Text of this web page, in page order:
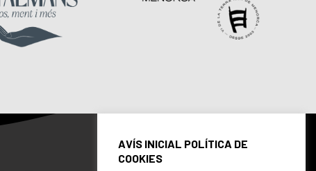
AVÍS INICIAL POLÍTICA DE
COOKIES